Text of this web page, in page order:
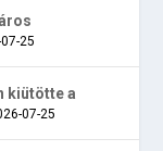
25
kiütötte a
07-25